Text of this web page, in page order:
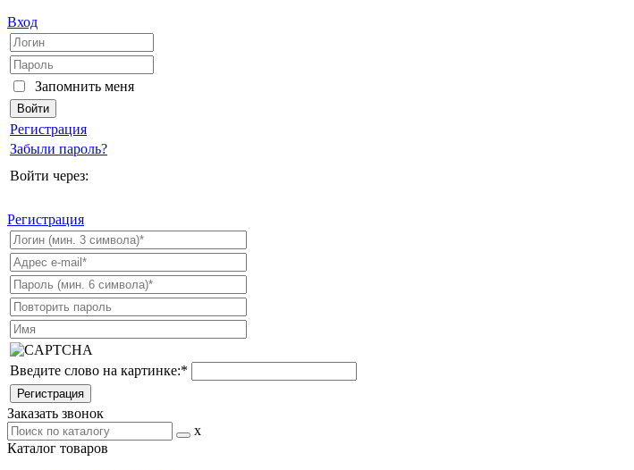
Вход
Запомнить меня
Регистрация
Забыли пароль?
Войти через:
Регистрация
Введите слово на картинке:*
Заказать звонок
x
Каталог товаров